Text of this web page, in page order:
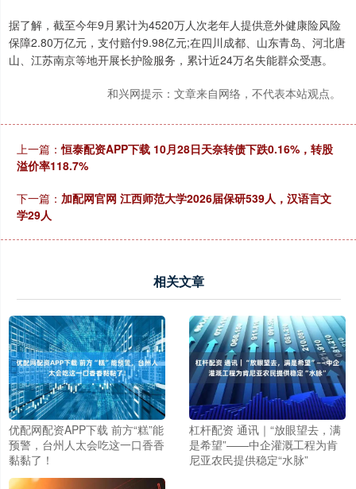
据了解，截至今年9月累计为4520万人次老年人提供意外健康险风险
保障2.80万亿元，支付赔付9.98亿元;在四川成都、山东青岛、河北唐
山、江苏南京等地开展长护险服务，累计近24万名失能群众受惠。
和兴网提示：文章来自网络，不代表本站观点。
上一篇：恒泰配资APP下载 10月28日天奈转债下跌0.16%，转股
溢价率118.7%
下一篇： 加配网官网 江西师范大学2026届保研539人，汉语言文
学29人
相关文章
优配网配资APP下载 前方“糕”能
预警，台州人太会吃这一口香香
黏黏了！
杠杆配资 通讯｜“放眼望去，满
是希望”——中企灌溉工程为肯
尼亚农民提供稳定“水脉”